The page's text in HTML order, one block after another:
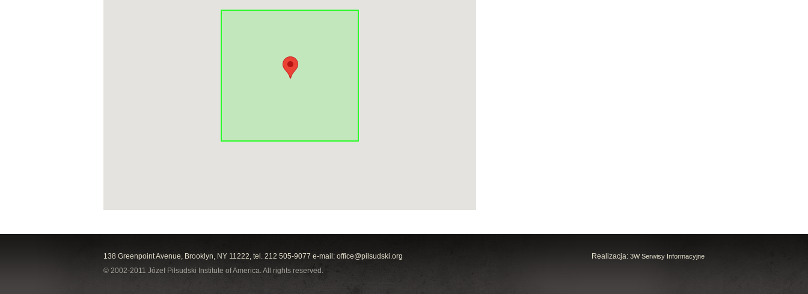
Realizacja: 3W Serwisy Informacyjne
138 Greenpoint Avenue, Brooklyn, NY 11222, tel. 212 505-9077 e-mail: office@pilsudski.org
© 2002-2011 Józef Piłsudski Institute of America. All rights reserved.